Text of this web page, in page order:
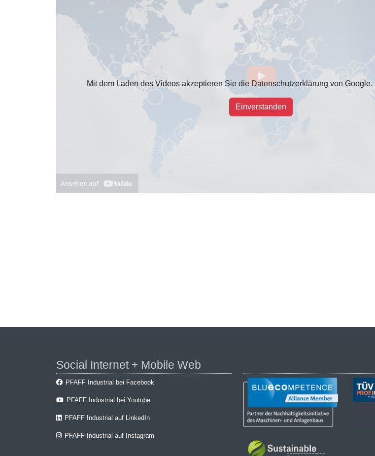
Mit dem Laden des Videos akzeptieren Sie die Datenschutzerklärung von Google.
Einverstanden
Social Internet + Mobile Web
PFAFF Industrial bei Facebook
PFAFF Industrial bei Youtube
PFAFF Industrial auf LinkedIn
PFAFF Industrial auf Instagram